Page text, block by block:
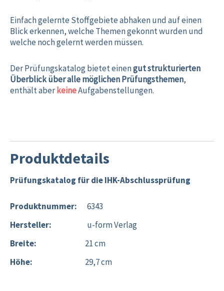
Einfach gelernte Stoffgebiete abhaken und auf einen
Blick erkennen, welche Themen gekonnt wurden und
welche noch gelernt werden müssen.
Der Prüfungskatalog bietet einengut strukturierten
Überblick über alle möglichen Prüfungsthemen,
enthält aberkeineAufgabenstellungen.
Produktdetails
Prüfungskatalog für die IHK-Abschlussprüfung
Produktnummer:
Hersteller:
6343
u-form Verlag
Breite:
Höhe:
21 cm
29,7 cm